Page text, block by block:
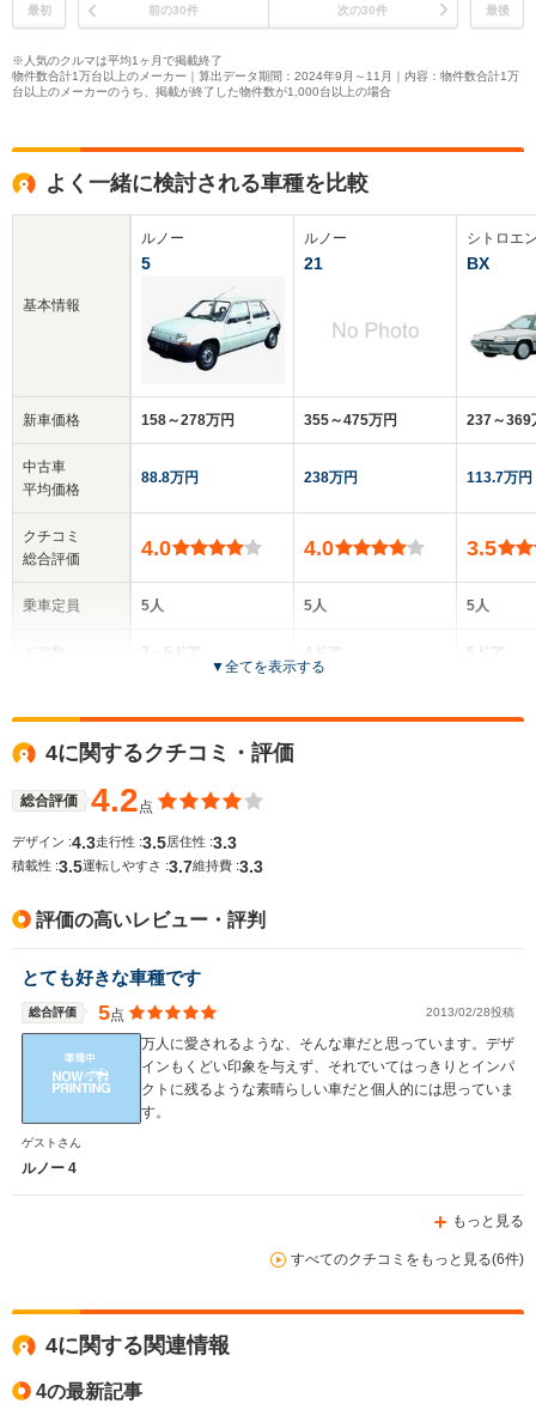
最初 前の30件 次の30件 最後
※人気のクルマは平均1ヶ月で掲載終了
物件数合計1万台以上のメーカー｜算出データ期間：2024年9月～11月｜内容：物件数合計1万
台以上のメーカーのうち、掲載が終了した物件数が1,000台以上の場合
よく一緒に検討される車種を比較
基本情報
新車価格
中古車
平均価格
クチコミ
総合評価
乗車定員
サイズ
(全長x全幅x全高)
WLTCモード
ルノー
5
158～278万円
88.8万円
4.0
5人
3～5ドア
全高
1.57m～1.6m
3.59m～3.65m
-
ルノー
21
355～475万円
238万円
4.0
5人
4ドア
全高
FF
シトロエ
BX
237～369
113.7万円
3.5
5人
5ドア
全高
1579～
FF
▼全てを表示する
4に関するクチコミ・評価
総合評価 4.2点
デザイン :4.3走行性 :3.5 居住性 :3.3
積載性 :3.5運転しやすさ :3.7維持費 :3.3
評価の高いレビュー・評判
とても好きな車種です
総合評価 5点 2013/02/28投稿
万人に愛されるような、そんな車だと思っています。デザ
インもくどい印象を与えず、それでいてはっきりとインパ
クトに残るような素晴らしい車だと個人的には思っていま
す。
ゲストさん
ルノー 4
もっと見る
すべてのクチコミをもっと見る(6件)
4に関する関連情報
4の最新記事